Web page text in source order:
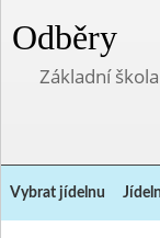
Odběry
Základní
Vybrat jídelnu